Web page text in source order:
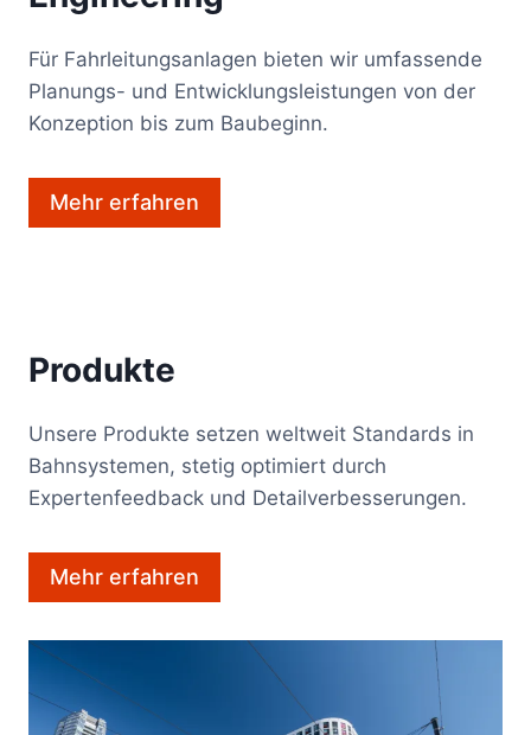
Für Fahrleitungsanlagen bieten wir umfassende
Planungs- und Entwicklungsleistungen von der
Konzeption bis zum Baubeginn.
Mehr erfahren
Produkte
Unsere Produkte setzen weltweit Standards in
Bahnsystemen, stetig optimiert durch
Expertenfeedback und Detailverbesserungen.
Mehr erfahren